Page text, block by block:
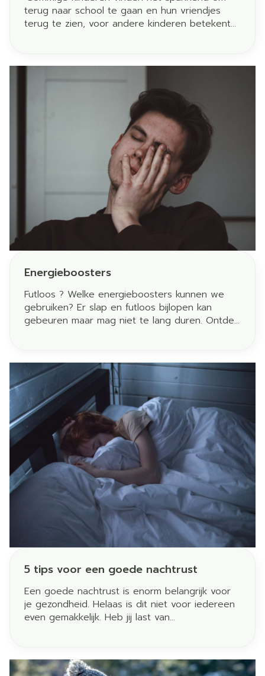
terug naar school te gaan en hun vriendjes
terug te zien, voor andere kinderen betekent
bedwingen.
Energieboosters
Futloos ? Welke energieboosters kunnen we
gebruiken? Er slap en futloos bijlopen kan
gebeuren maar mag niet te lang duren. Ontdek
5 tips voor een goede nachtrust
Een goede nachtrust is enorm belangrijk voor
je gezondheid. Helaas is dit niet voor iedereen
even gemakkelijk. Heb jij last van